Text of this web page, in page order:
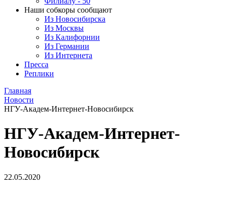
Наши собкоры сообщают
Из Новосибирска
Из Москвы
Из Калифорнии
Из Германии
Из Интернета
Пресса
Реплики
Главная
Новости
НГУ-Академ-Интернет-Новосибирск
НГУ-Академ-Интернет-
Новосибирск
22.05.2020